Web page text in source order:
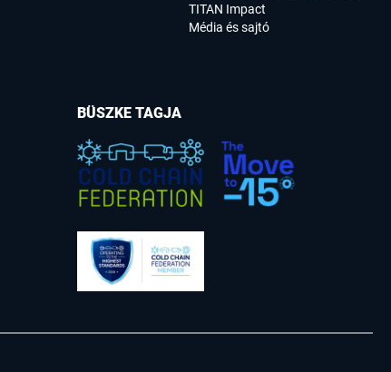
TITAN Impact
Média és sajtó
BÜSZKE TAGJA